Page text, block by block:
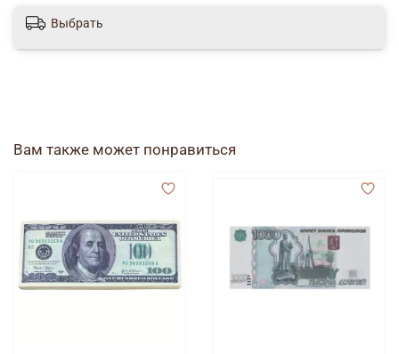
Выбрать
Вам также может понравиться